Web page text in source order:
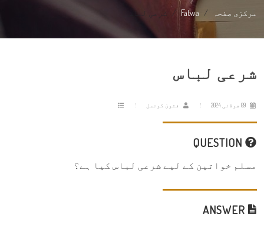
مرکزی صفحہ Fatwa شرعی لباس
شرعی لباس
فتویٰ کونسل
مسلم خواتین کے لیے شرعی لباس کیا ہے؟